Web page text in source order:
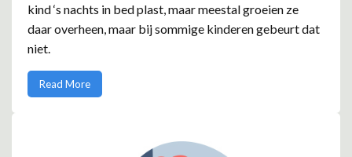
kind ‘s nachts in bed plast, maar meestal groeien ze
daar overheen, maar bij sommige kinderen gebeurt dat
niet.
Read More